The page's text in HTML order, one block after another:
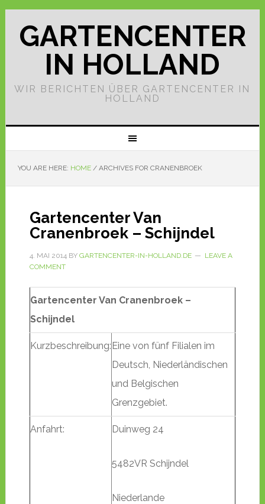
GARTENCENTER
IN HOLLAND
WIR BERICHTEN ÜBER GARTENCENTER IN
HOLLAND
YOU ARE HERE: HOME /ARCHIVES FOR CRANENBROEK
Gartencenter Van
Cranenbroek – Schijndel
4. MAI 2014BY GARTENCENTER-IN-HOLLAND.DE
LEAVE A
COMMENT
Gartencenter Van Cranenbroek –
Schijndel
Kurzbeschreibung: Eine von fünf Filialen im
Deutsch, Niederländischen
und Belgischen
Grenzgebiet.
Anfahrt: Duinweg 24
5482VR Schijndel
Niederlande